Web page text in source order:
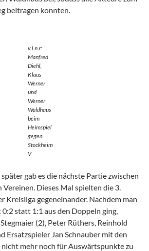
beitragen konnten.
v.l.n.r:
Manfred
Diehl,
Klaus
Werner
und
Werner
Waldhaus
beim
Heimspiel
gegen
Stockheim
V
gab es die nächste Partie zwischen
Dieses Mal spielten die 3.
Kreisliga gegeneinander. Nachdem man
statt 1:1 aus den Doppeln ging,
(2), Peter Rüthers, Reinhold
Ersatzspieler Jan Schnauber mit den
nicht mehr noch für Auswärtspunkte zu